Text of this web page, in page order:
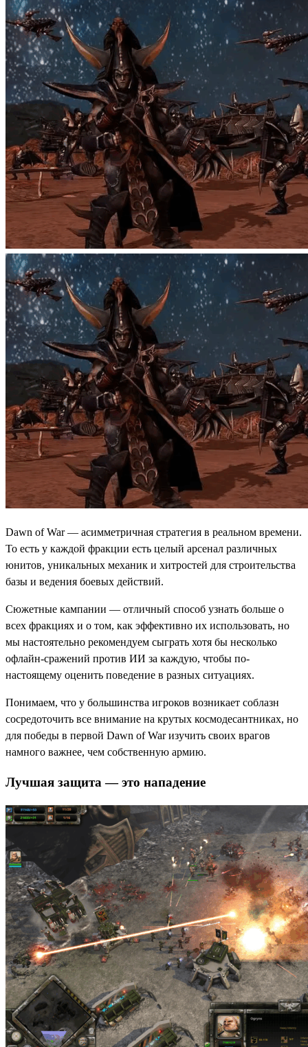
Dawn of War — асимметричная стратегия в реальном времени.
То есть у каждой фракции есть целый арсенал различных
юнитов, уникальных механик и хитростей для строительства
базы и ведения боевых действий.
Сюжетные кампании — отличный способ узнать больше о
всех фракциях и о том, как эффективно их использовать, но
мы настоятельно рекомендуем сыграть хотя бы несколько
офлайн-сражений против ИИ за каждую, чтобы по-
настоящему оценить поведение в разных ситуациях.
Понимаем, что у большинства игроков возникает соблазн
сосредоточить все внимание на крутых космодесантниках, но
для победы в первой Dawn of War изучить своих врагов
намного важнее, чем собственную армию.
Лучшая защита — это нападение